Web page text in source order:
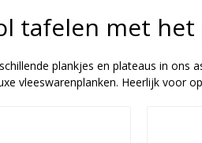
tafelen met het
plankjes en plateaus in
vleeswarenplanken. Heerlijk voor